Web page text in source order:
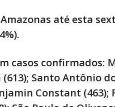
até esta
casos confirmados:
Santo Antônio
Constant (463);